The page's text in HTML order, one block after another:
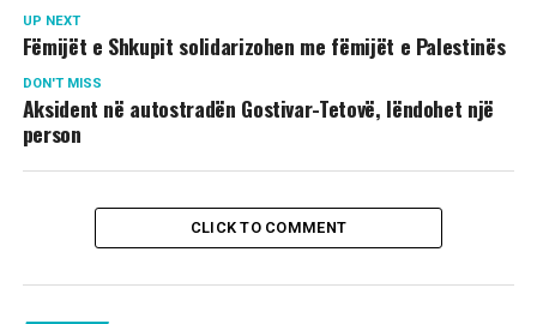
UP NEXT
Fëmijët e Shkupit solidarizohen me fëmijët e Palestinës
DON'T MISS
Aksident në autostradën Gostivar-Tetovë, lëndohet një
person
CLICK TO COMMENT